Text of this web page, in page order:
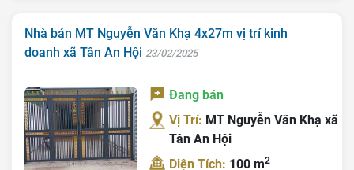
Bán Đất
Nhà Đất Giá Tốt
Ký Gửi
Liên Hệ
Nhà bán MT Nguyễn Văn Khạ 4x27m vị trí kinh
doanh xã Tân An Hội 23/02/2025
Đang bán
Vị Trí: MT Nguyễn Văn Khạ xã
Tân An Hội
Diện Tích: 100 m2